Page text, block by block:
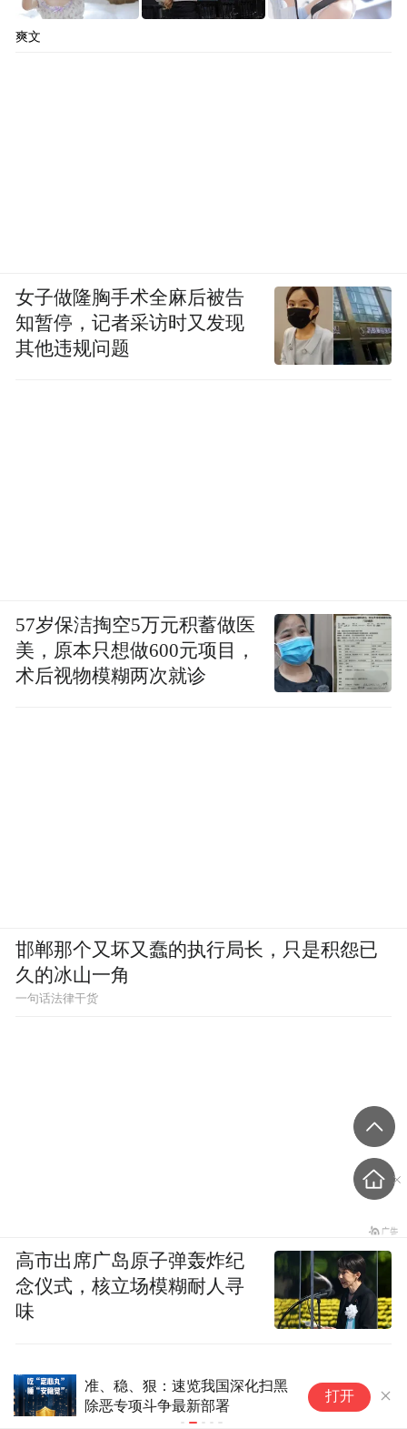
国产中成药的差异化路径：康惠
积雪苷霜软膏4.17%如何构建竞
打开
爽文
女子做隆胸手术全麻后被告
知暂停，记者采访时又发现
其他违规问题
57岁保洁掏空5万元积蓄做医
美，原本只想做600元项目，
术后视物模糊两次就诊
邯郸那个又坏又蠢的执行局长，只是积怨已
久的冰山一角
一句话法律干货
高市出席广岛原子弹轰炸纪
念仪式，核立场模糊耐人寻
味